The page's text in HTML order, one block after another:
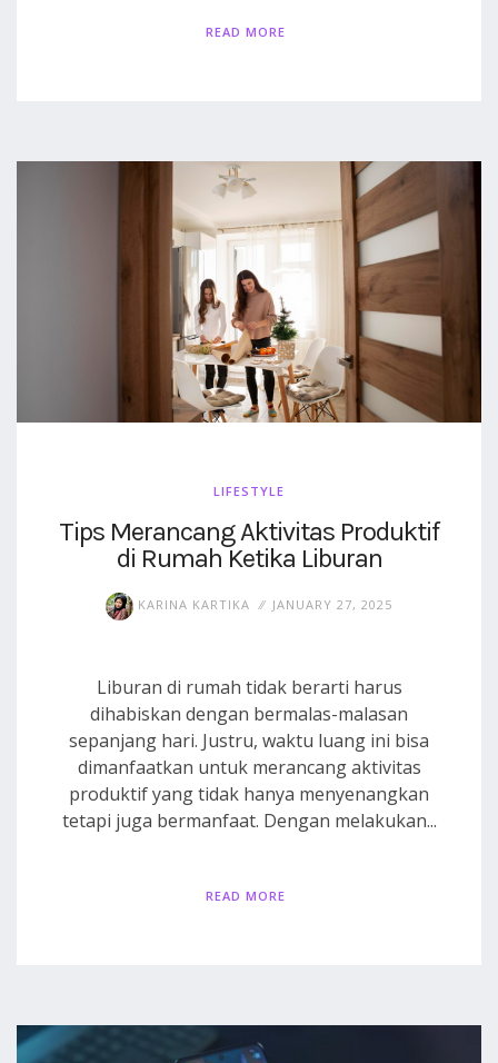
READ MORE
LIFESTYLE
Tips Merancang Aktivitas Produktif
di Rumah Ketika Liburan
KARINA KARTIKA JANUARY 27, 2025
Liburan di rumah tidak berarti harus
dihabiskan dengan bermalas-malasan
sepanjang hari. Justru, waktu luang ini bisa
dimanfaatkan untuk merancang aktivitas
produktif yang tidak hanya menyenangkan
tetapi juga bermanfaat. Dengan melakukan...
READ MORE